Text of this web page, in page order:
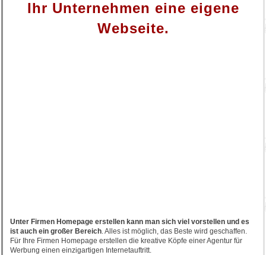
Ihr Unternehmen eine eigene
Webseite.
Unter Firmen Homepage erstellen kann man sich viel vorstellen und es
ist auch ein großer Bereich. Alles ist möglich, das Beste wird geschaffen.
Für Ihre Firmen Homepage erstellen die kreative Köpfe einer Agentur für
Werbung einen einzigartigen Internetauftritt.